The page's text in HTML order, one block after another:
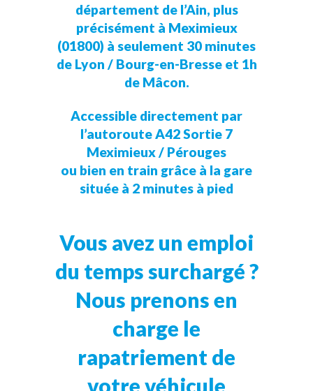
département de l’Ain, plus
précisément à Meximieux
(01800) à seulement 30 minutes
de Lyon / Bourg-en-Bresse et 1h
de Mâcon.
Accessible directement par
l’autoroute A42 Sortie 7
Meximieux / Pérouges
ou bien en train grâce à la gare
située à 2 minutes à pied
Vous avez un emploi
du temps surchargé ?
Nous prenons en
charge le
rapatriement de
votre véhicule